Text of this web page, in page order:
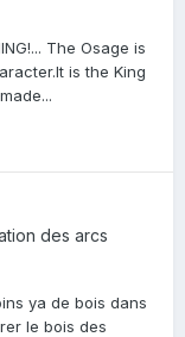
The Osage is
is the King
des arcs
ya de bois dans
le bois des